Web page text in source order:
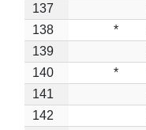
137
138
*
139
140
*
141
142